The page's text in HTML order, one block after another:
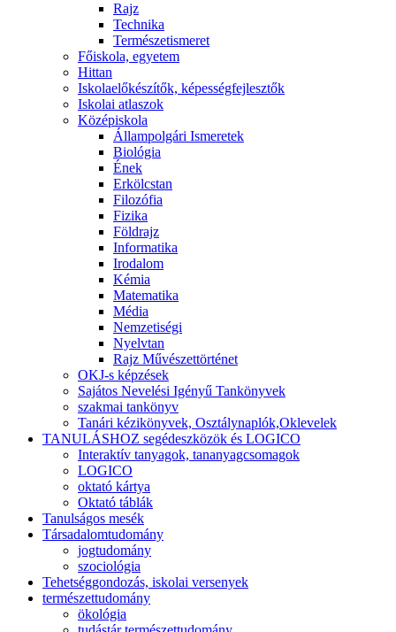
Rajz
Technika
Természetismeret
Főiskola, egyetem
Hittan
Iskolaelőkészítők, képességfejlesztők
Iskolai atlaszok
Középiskola
Állampolgári Ismeretek
Biológia
Ének
Erkölcstan
Filozófia
Fizika
Földrajz
Informatika
Irodalom
Kémia
Matematika
Média
Nemzetiségi
Nyelvtan
Rajz Művészettörténet
OKJ-s képzések
Sajátos Nevelési Igényű Tankönyvek
szakmai tankönyv
Tanári kézikönyvek, Osztálynaplók,Oklevelek
TANULÁSHOZ segédeszközök és LOGICO
Interaktív tanyagok, tananyagcsomagok
LOGICO
oktató kártya
Oktató táblák
Tanulságos mesék
Társadalomtudomány
jogtudomány
szociológia
Tehetséggondozás, iskolai versenyek
természettudomány
ökológia